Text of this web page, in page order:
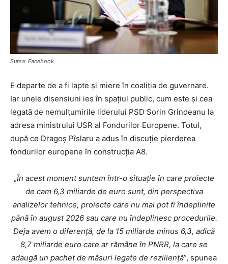
Sursa: Facebook
E departe de a fi lapte și miere în coaliția de guvernare.
Iar unele disensiuni ies în spațiul public, cum este și cea
legată de nemulțumirile liderului PSD Sorin Grindeanu la
adresa ministrului USR al Fondurilor Europene. Totul,
după ce Dragoș Pîslaru a adus în discuție pierderea
fondurilor europene în construcția A8.
„În acest moment suntem într-o situaţie în care proiecte
de cam 6,3 miliarde de euro sunt, din perspectiva
analizelor tehnice, proiecte care nu mai pot fi îndeplinite
până în august 2026 sau care nu îndeplinesc procedurile.
Deja avem o diferenţă, de la 15 miliarde minus 6,3, adică
8,7 miliarde euro care ar rămâne în PNRR, la care se
adaugă un pachet de măsuri legate de rezilienţă”, spunea